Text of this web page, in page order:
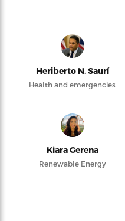
Heriberto N. Saurí
Health and emergencies
Kiara Gerena
Renewable Energy